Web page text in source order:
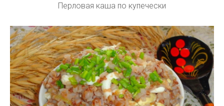
Перловая каша по купечески